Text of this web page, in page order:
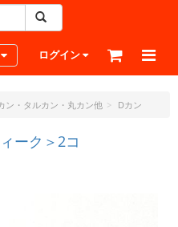
navigation
ログイン
ン・タルカン・丸カン他 Dカン
ーク＞2コ